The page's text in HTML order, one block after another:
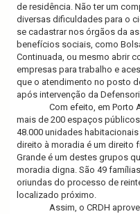
de residência. Não ter um
diversas dificuldades para o
se cadastrar nos órgãos da
benefícios sociais, como
Continuada, ou mesmo abrir
empresas para trabalho e
que o atendimento no posto
após intervenção da
Com efeito, em Porto
mais de 200 espaços
48.000 unidades
direito à moradia é um direito
Grande é um destes grupos
moradia digna. São 49
oriundas do processo de
localizado próximo.
Assim, o CRDH